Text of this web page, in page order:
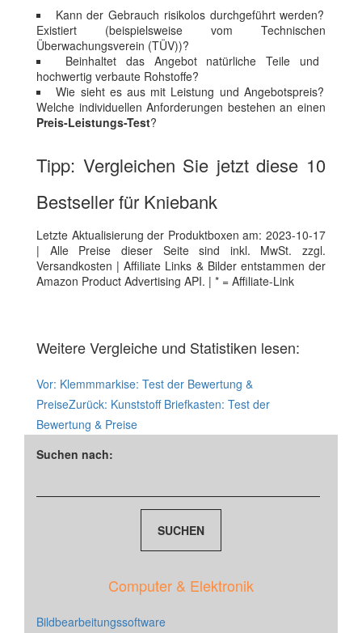
Kann der Gebrauch risikolos durchgeführt werden?
Existiert (beispielsweise vom Technischen
Überwachungsverein (TÜV))?
Beinhaltet das Angebot natürliche Teile und
hochwertig verbaute Rohstoffe?
Wie sieht es aus mit Leistung und Angebotspreis?
Welche individuellen Anforderungen bestehen an einen
Preis-Leistungs-Test?
Tipp: Vergleichen Sie jetzt diese 10
Bestseller für Kniebank
Letzte Aktualisierung der Produktboxen am: 2023-10-17
| Alle Preise dieser Seite sind inkl. MwSt. zzgl.
Versandkosten | Affiliate Links & Bilder entstammen der
Amazon Product Advertising API. | * = Affiliate-Link
Weitere Vergleiche und Statistiken lesen:
Vor: Klemmmarkise: Test der Bewertung &
PreiseZurück: Kunststoff Briefkasten: Test der
Bewertung & Preise
Suchen nach:
Computer & Elektronik
Bildbearbeitungssoftware